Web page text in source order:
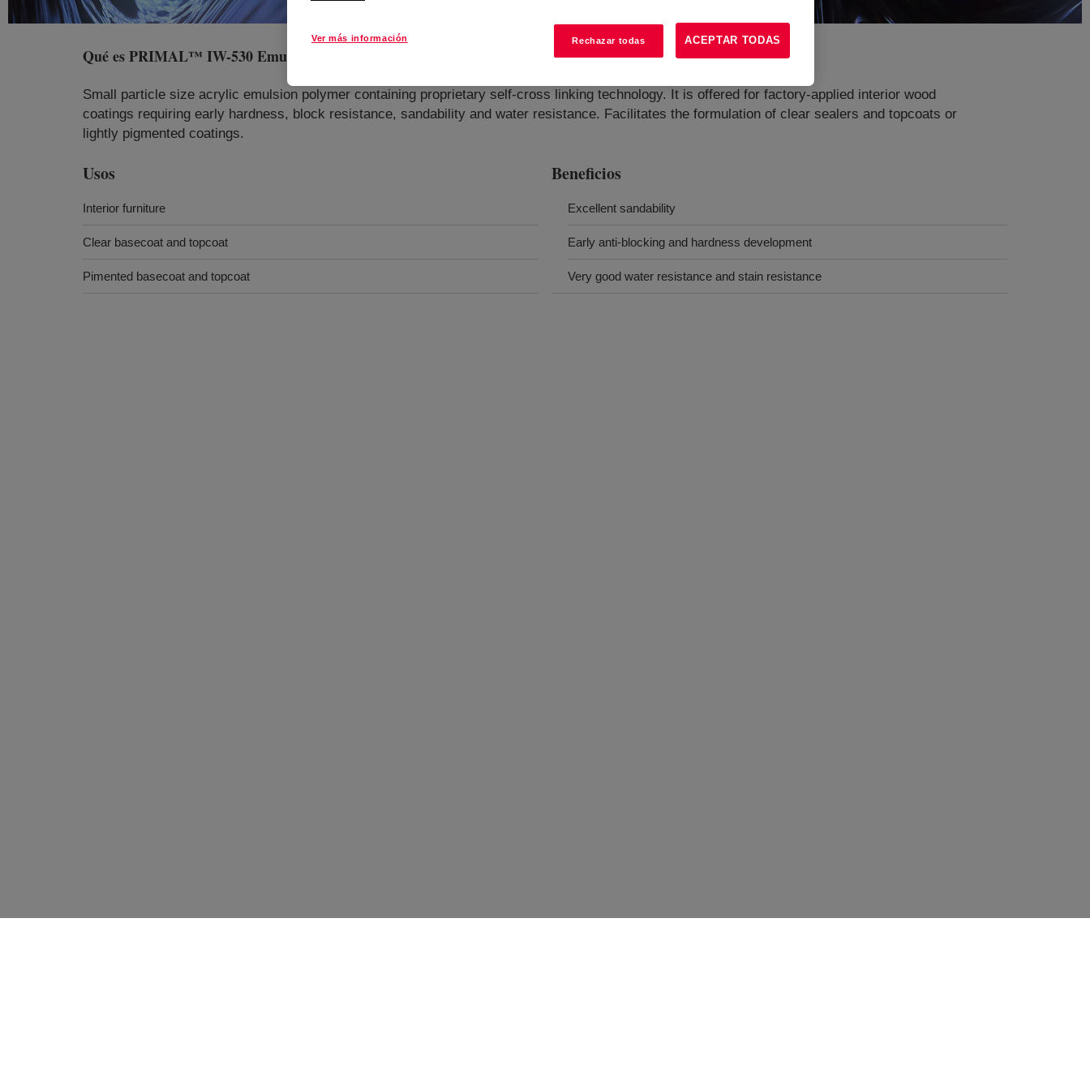
Qué esPRIMAL™ IW-530 Emulsion
Small particle size acrylic emulsion polymer containing proprietary self-cross linking technology. It is offered for factory-applied interior wood
coatings requiring early hardness, block resistance, sandability and water resistance. Facilitates the formulation of clear sealers and topcoats or
lightly pigmented coatings.
Usos
Interior furniture
Clear basecoat and topcoat
Pimented basecoat and topcoat
Beneficios
Excellent sandability
Early anti-blocking and hardness development
Very good water resistance and stain resistance
Ver más información Rechazar todas ACEPTAR TODAS